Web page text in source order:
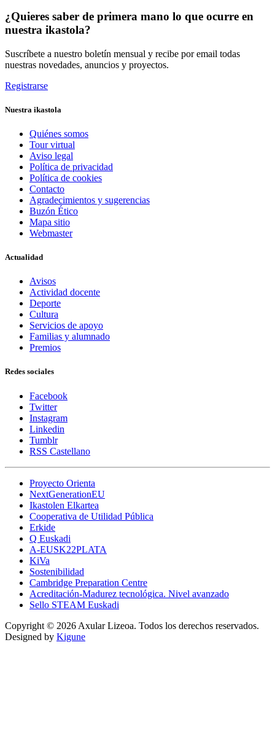
¿Quieres saber de primera mano lo que ocurre en
nuestra ikastola?
Suscríbete a nuestro boletín mensual y recibe por email todas
nuestras novedades, anuncios y proyectos.
Registrarse
Nuestra ikastola
Quiénes somos
Tour virtual
Aviso legal
Política de privacidad
Política de cookies
Contacto
Agradecimientos y sugerencias
Buzón Ético
Mapa sitio
Webmaster
Actualidad
Avisos
Actividad docente
Deporte
Cultura
Servicios de apoyo
Familias y alumnado
Premios
Redes sociales
Facebook
Twitter
Instagram
Linkedin
Tumblr
RSS Castellano
Proyecto Orienta
NextGenerationEU
Ikastolen Elkartea
Cooperativa de Utilidad Pública
Erkide
Q Euskadi
A-EUSK22PLATA
KiVa
Sostenibilidad
Cambridge Preparation Centre
Acreditación-Madurez tecnológica. Nivel avanzado
Sello STEAM Euskadi
Copyright © 2026 Axular Lizeoa. Todos los derechos reservados.
Designed by Kigune